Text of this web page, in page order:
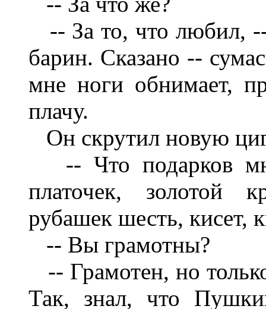
-- За то, что любил,
барин. Сказано --
мне ноги обнимает,
плачу.
Он скрутил новую
-- Что подарков
платочек, золотой
рубашек шесть, кисет,
-- Вы грамотны?
-- Грамотен, но
Так, знал, что